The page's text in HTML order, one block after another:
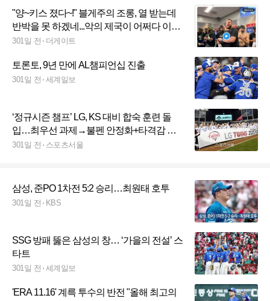
"양~키스 졌다~!" 블게주의 조롱, 열 받는데
반박을 못 하겠네...악의 제국이 어쩌다 이런
신세가 [스춘 MLB]
301일 전 더게이트
토론토, 9년 만에 AL챔피언십 진출
301일 전 세계일보
‘정규시즌 챔프’ LG, KS 대비 합숙 훈련 돌
입…최우선 과제→불펜 안정화+타격감 올
리기 [SS시선집중]
301일 전 스포츠서울
삼성, 준PO 1차전 5:2 승리…최원태 호투
301일 전 KBS
SSG 방패 뚫은 삼성의 창… ‘가을의 전설’ 스
타트
301일 전 세계일보
'ERA 11.16' 계륵 투수의 반전 "올해 최고의